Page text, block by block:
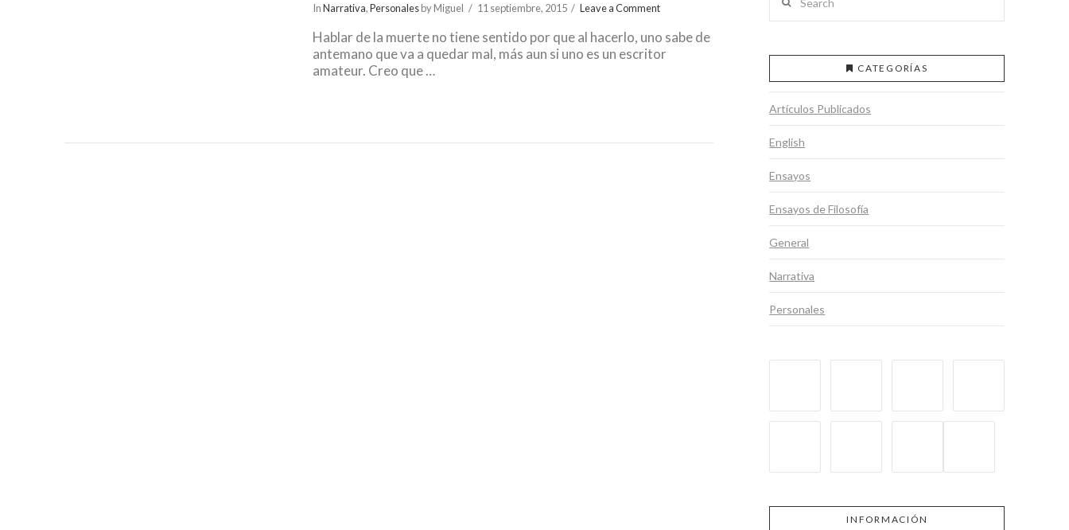
InNarrativa,Personalesby Miguel 11 septiembre, 2015 Leave a Comment
Hablar de la muerte no tiene sentido por que al hacerlo, uno sabe de
antemano que va a quedar mal, más aun si uno es un escritor
amateur. Creo que …
CATEGORÍAS
Artículos Publicados
English
Ensayos
Ensayos de Filosofía
General
Narrativa
Personales
INFORMACIÓN